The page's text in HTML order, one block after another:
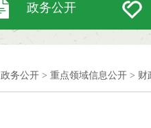
政务公开
政务公开 > 重点领域信息公开 > 财